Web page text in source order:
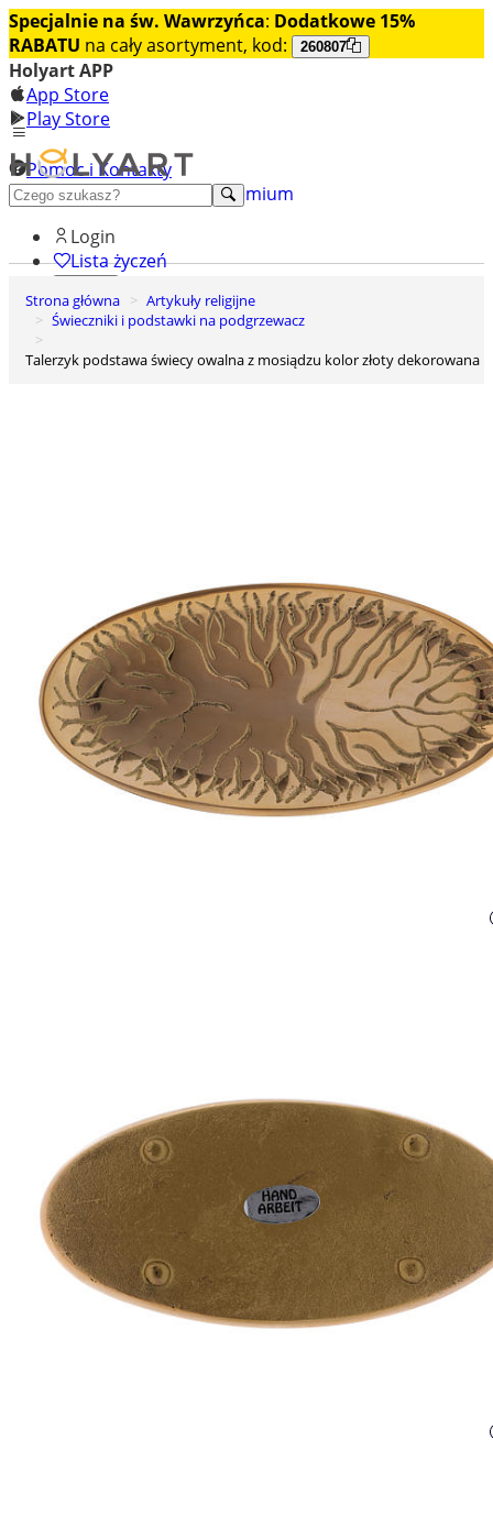
Specjalnie na św. Wawrzyńca: Dodatkowe 15%
RABATU na cały asortyment, kod: 260807
Holyart APP
App Store
Play Store
Pomoc i Kontakty
+48 222 922 860
Odkryj premium
Login
Lista życzeń
0
Koszyk
Strona główna
Artykuły religijne
Świeczniki i podstawki na podgrzewacz
Talerzyk podstawa świecy owalna z mosiądzu kolor złoty dekorowana